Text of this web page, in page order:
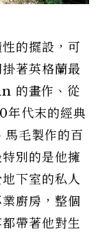
的擺設，可
著英格蘭最
的畫作、從
年代末的經典
毛製作的百
別的是他擁
下室的私人
廚房，整個
帶著他對生